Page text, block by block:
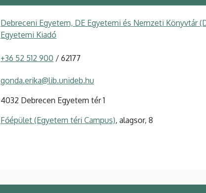
Debreceni Egyetem, DE Egyetemi és Nemzeti Könyvtár
Egyetemi Kiadó
+36 52 512 900 / 62177
gonda.erika@lib.unideb.hu
4032 Debrecen Egyetem tér 1
Főépület (Egyetem téri Campus), alagsor, 8